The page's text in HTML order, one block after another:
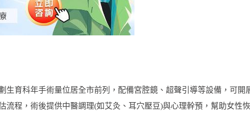
育科年手術量位居全市前列，配備宮腔鏡、超聲引導等設備，可開
流程，術後提供中醫調理(如艾灸、耳穴壓豆)與心理幹預，幫助女性恢